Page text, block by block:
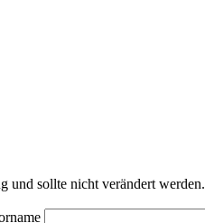
und sollte nicht verändert werden.